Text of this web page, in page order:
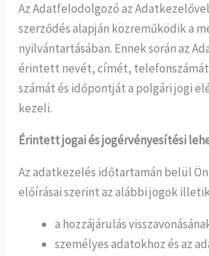
Az Adatfelodolgozó az
szerződés alapján közreműködik a
nyilvántartásában. Ennek során az
érintett nevét, címét,
számát és időpontját a polgári jogi
kezeli.
Érintett jogai és jogérvényesítési
Az adatkezelés időtartamán belül
előírásai szerint az alábbi jogok
a hozzájárulás
személyes adatokhoz és az